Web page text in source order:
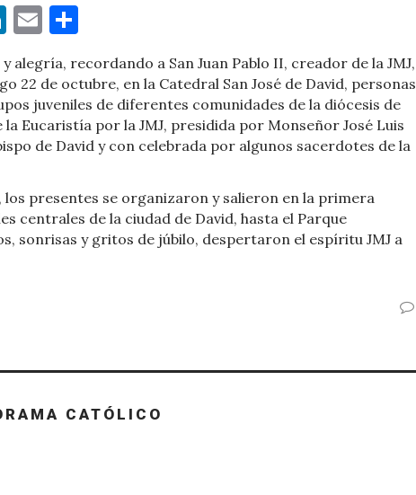
LinkedIn
Email
alegría, recordando a San Juan Pablo II, creador de la JMJ,
22 de octubre, en la Catedral San José de David, personas
juveniles de diferentes comunidades de la diócesis de
Eucaristía por la JMJ, presidida por Monseñor José Luis
de David y con celebrada por algunos sacerdotes de la
presentes se organizaron y salieron en la primera
centrales de la ciudad de David, hasta el Parque
sonrisas y gritos de júbilo, despertaron el espíritu JMJ a
CATÓLICO